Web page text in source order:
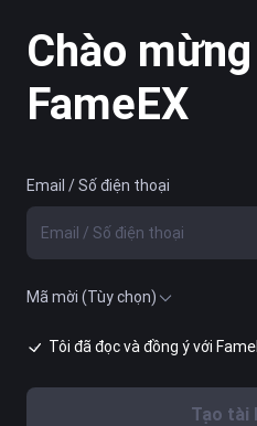
Chào
FameEX
Email / Số điện thoại
Mã mời (Tùy chọn)
Tôi đã đọc và đồng ý với
Tạo tài